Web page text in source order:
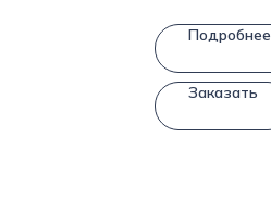
Подробнее
Заказать